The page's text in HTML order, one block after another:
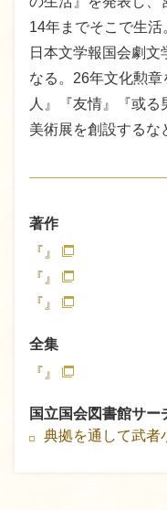
14年までそこで生活
日本文学報国会劇文
なる。26年文化勲
人』『友情』『或
美術展を創設するな
著作
『』
『』
『』
全集
『』
国立国会図書館サー
典拠を通して武者